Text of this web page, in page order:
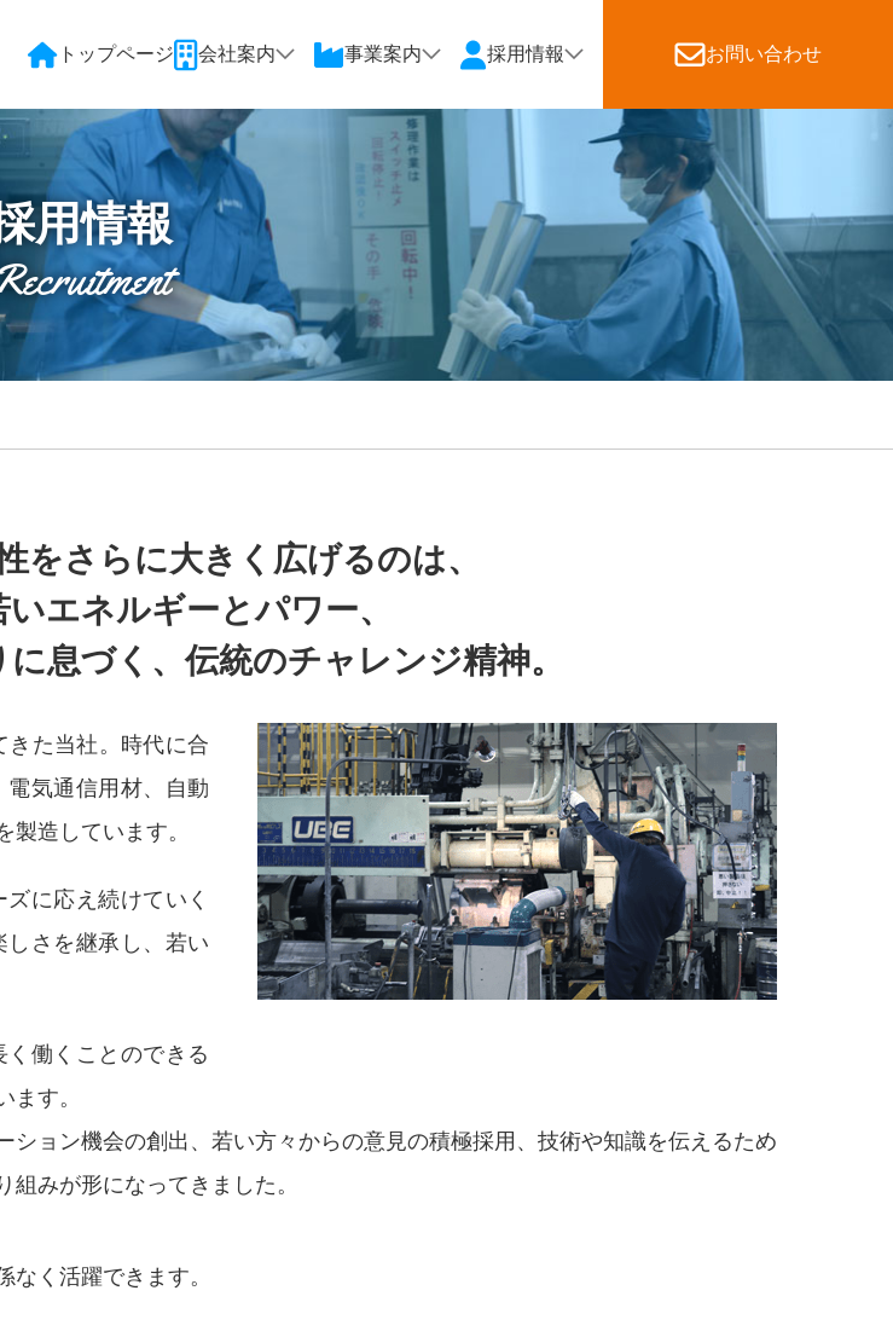
トップページ 会社案内 事業案内 採用情報 お問い合わせ
用情報
をさらに大きく広げるのは、
エネルギーとパワー、
息づく、伝統のチャレンジ精神。
きた当社。時代に合
気通信用材、自動
造しています。
に応え続けていく
さを継承し、若い
働くことのできる
す。
ョン機会の創出、若い方々からの意見の積極採用、技術や知識を伝えるため
みが形になってきました。
く活躍できます。